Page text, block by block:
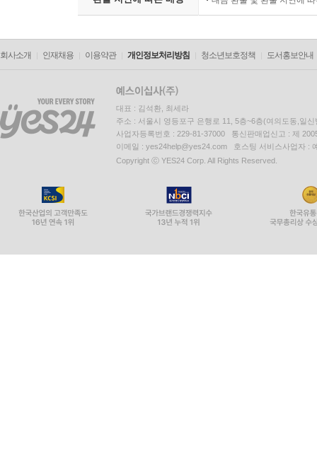
회사소개 인재채용 이용약관 개인정보처리방침 청소년보호정책 도서홍보안내
대표 : 김석환, 최세라
주소 : 서울시 영등포구 은행로 11, 5층~6층(여의도동,일신
사업자등록번호 : 229-81-37000 통신판매업신고 : 제
이메일 : yes24help@yes24.com 호스팅 서비스사업자 :
Copyright ⓒ YES24 Corp. All Rights Reserved.